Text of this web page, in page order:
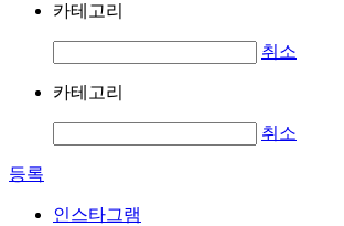
카테고리
취소
카테고리
취소
등록
인스타그램